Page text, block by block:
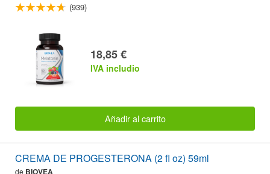
(939)
18,85 €
IVA includio
Añadir al carrito
CREMA DE PROGESTERONA (2 fl oz) 59ml
de